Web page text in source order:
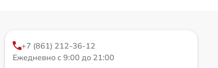
+7 (861) 212-36-12
Ежедневно с 9:00 до 21:00